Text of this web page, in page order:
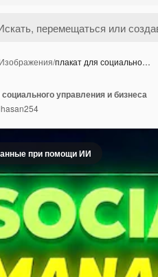
/плакат для социально…
при помощи ИИ
управления и бизнеса